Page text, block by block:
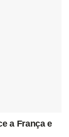
a França e